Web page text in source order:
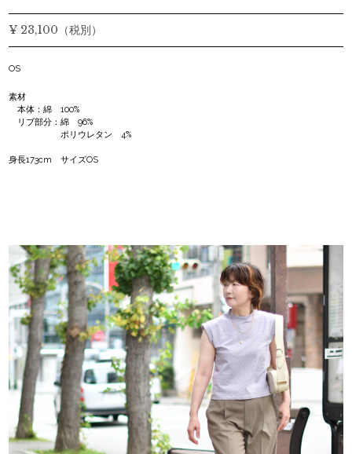
¥ 23,100（税別）
OS
素材
本体：綿 100%
リブ部分：綿 96%
ポリウレタン 4%
身長173cm サイズOS